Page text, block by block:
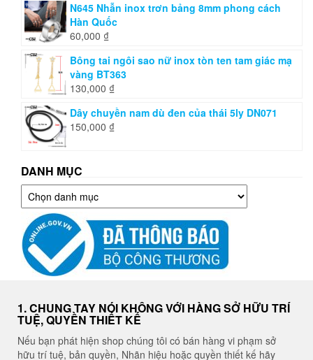
N645 Nhẫn inox trơn bảng 8mm phong cách
Hàn Quốc
60,000 ₫
Bông tai ngôi sao nữ inox tòn ten tam giác mạ
vàng BT363
130,000 ₫
Dây chuyền nam dù đen của thái 5ly DN071
150,000 ₫
DANH MỤC
Danh
mục
1. CHUNG TAY NÓI KHÔNG VỚI HÀNG SỞ HỮU TRÍ
TUỆ, QUYỀN THIẾT KẾ
Nếu bạn phát hiện shop chúng tôi có bán hàng vi phạm sở
hữu trí tuệ, bản quyền, Nhãn hiệu hoặc quyền thiết kế hãy